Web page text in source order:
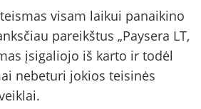
visam laikui panaikino
pareikštus „Paysera LT,
įsigaliojo iš karto ir todėl
nebeturi jokios teisinės